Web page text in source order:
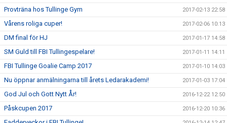
Provträna hos Tullinge Gym 2017-02-13 22:58
Vårens roliga cuper! 2017-02-06 10:13
DM final för HJ 2017-01-17 14:58
SM Guld till FBI Tullingespelare! 2017-01-11 14:11
FBI Tullinge Goalie Camp 2017 2017-01-10 14:03
Nu öppnar anmälningarna till årets Ledarakademi! 2017-01-03 17:04
God Jul och Gott Nytt År! 2016-12-22 12:50
Påskcupen 2017 2016-12-20 10:36